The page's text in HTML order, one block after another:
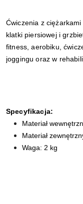
Ćwiczenia z ciężarkami
klatki piersiowej i
fitness, aerobiku,
joggingu oraz w
Specyfikacja:
Materiał
Materiał
Waga: 2 kg